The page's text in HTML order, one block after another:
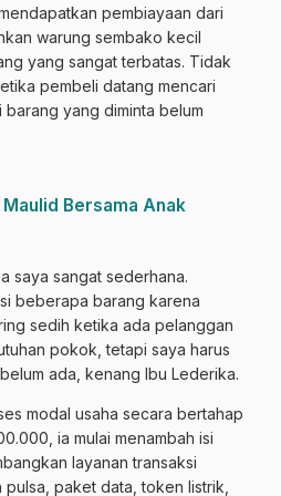
pembiayaan dari
warung sembako kecil
yang sangat terbatas. Tidak
pembeli datang mencari
yang diminta belum
Bersama Anak
saya sangat sederhana.
beberapa barang karena
sedih ketika ada pelanggan
pokok, tetapi saya harus
ada, kenang Ibu Lederika.
modal usaha secara bertahap
ia mulai menambah isi
layanan transaksi
paket data, token listrik,